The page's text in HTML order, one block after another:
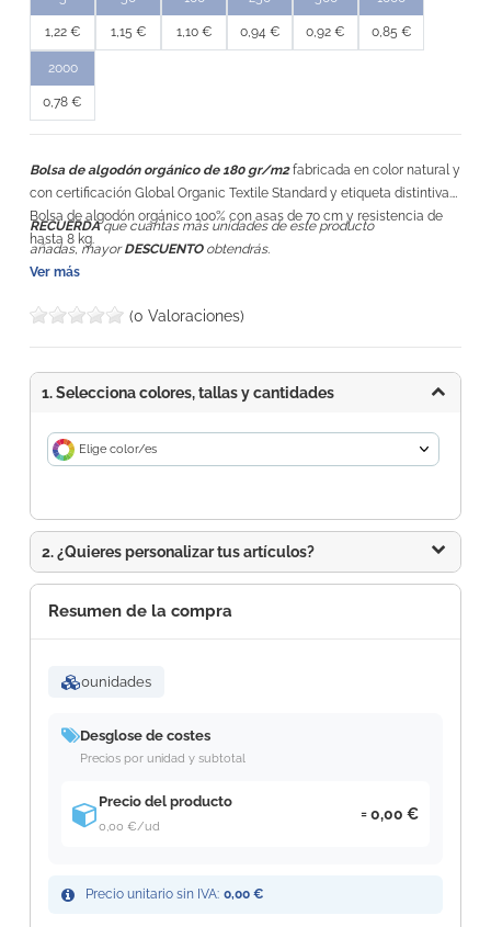
1,22 € 1,15 € 1,10 € 0,94 € 0,92 € 0,85 €
2000
0,78 €
Bolsa de algodón orgánico de 180 gr/m2fabricada en color natural y
con certificación Global Organic Textile Standard y etiqueta distintiva.
Bolsa de algodón orgánico 100% con asas de 70 cm y resistencia de
hasta 8 kg.
RECUERDAque cuántas más unidades de este producto
añadas, mayorDESCUENTOobtendrás.
Ver más
(0 Valoraciones)
1. Selecciona colores, tallas y cantidades
Elige color/es
2. ¿Quieres personalizar tus artículos?
Resumen de la compra
0unidades
Desglose de costes
Precios por unidad y subtotal
Precio del producto
0,00 €/ud
0,00 €
Precio unitario sin IVA: 0,00 €